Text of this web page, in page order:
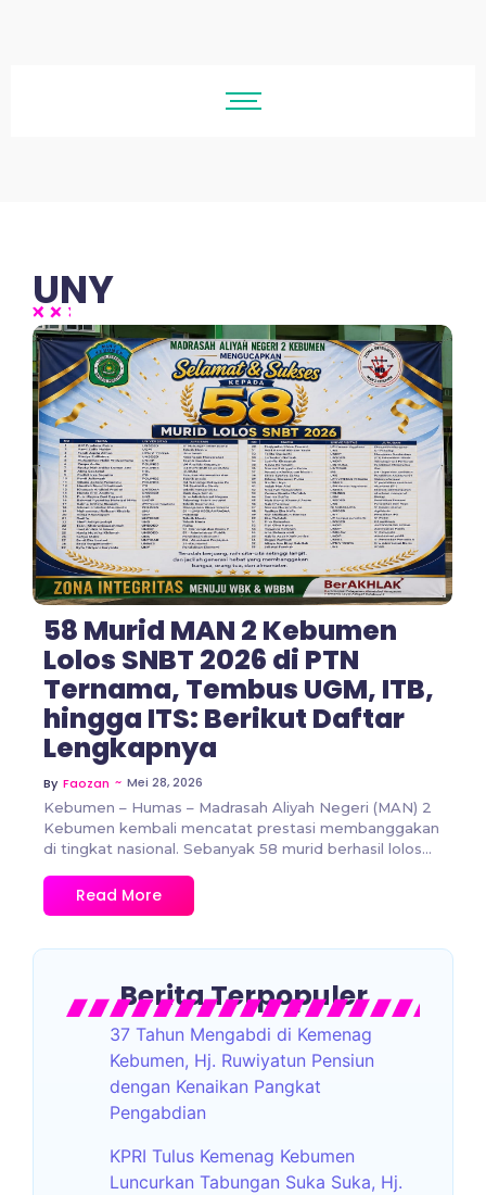
UNY
No Comments
58 Murid MAN 2 Kebumen
Lolos SNBT 2026 di PTN
Ternama, Tembus UGM, ITB,
hingga ITS: Berikut Daftar
Lengkapnya
By Faozan ~ Mei 28, 2026
Kebumen – Humas – Madrasah Aliyah Negeri (MAN) 2
Kebumen kembali mencatat prestasi membanggakan
di tingkat nasional. Sebanyak 58 murid berhasil lolos...
Read More
Berita Terpopuler
37 Tahun Mengabdi di Kemenag
Kebumen, Hj. Ruwiyatun Pensiun
dengan Kenaikan Pangkat
Pengabdian
KPRI Tulus Kemenag Kebumen
Luncurkan Tabungan Suka Suka, Hj.